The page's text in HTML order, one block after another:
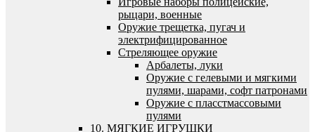
рыцари, военные
Оружие трещетка, пугач и
электрифицированное
Стреляющее оружие
Арбалеты, луки
Оружие с гелевыми и мягкими
пулями, шарами, софт патронами
Оружие с пласстмассовыми
пулями
10. МЯГКИЕ ИГРУШКИ